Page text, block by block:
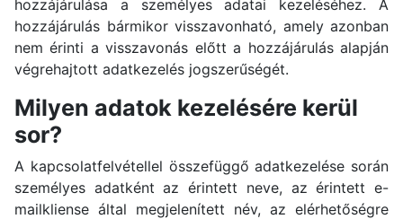
hozzájárulása a személyes adatai kezeléséhez. A
hozzájárulás bármikor visszavonható, amely azonban
nem érinti a visszavonás előtt a hozzájárulás alapján
végrehajtott adatkezelés jogszerűségét.
Milyen adatok kezelésére kerül
sor?
A kapcsolatfelvétellel összefüggő adatkezelése során
személyes adatként az érintett neve, az érintett e-
mailkliense által megjelenített név, az elérhetőségre